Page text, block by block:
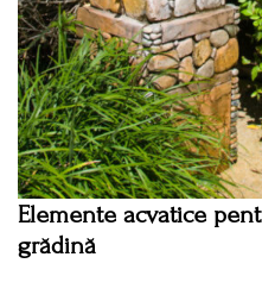
Elemente acvatice
grădină